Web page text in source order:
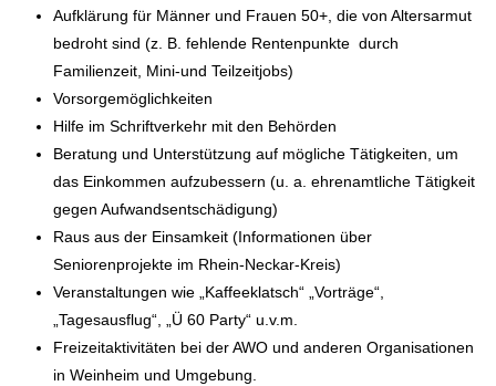
Aufklärung für Männer und Frauen 50+, die von Altersarmut
bedroht sind (z. B. fehlende Rentenpunkte durch
Familienzeit, Mini-und Teilzeitjobs)
Vorsorgemöglichkeiten
Hilfe im Schriftverkehr mit den Behörden
Beratung und Unterstützung auf mögliche Tätigkeiten, um
das Einkommen aufzubessern (u. a. ehrenamtliche Tätigkeit
gegen Aufwandsentschädigung)
Raus aus der Einsamkeit (Informationen über
Seniorenprojekte im Rhein-Neckar-Kreis)
Veranstaltungen wie „Kaffeeklatsch“ „Vorträge“,
„Tagesausflug“, „Ü 60 Party“ u.v.m.
Freizeitaktivitäten bei der AWO und anderen Organisationen
in Weinheim und Umgebung.